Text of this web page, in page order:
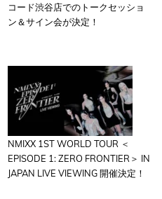
コード渋谷店でのトークセッショ
ン＆サイン会が決定！
NMIXX 1ST WORLD TOUR ＜
EPISODE 1: ZERO FRONTIER＞ IN
JAPAN LIVE VIEWING 開催決定！